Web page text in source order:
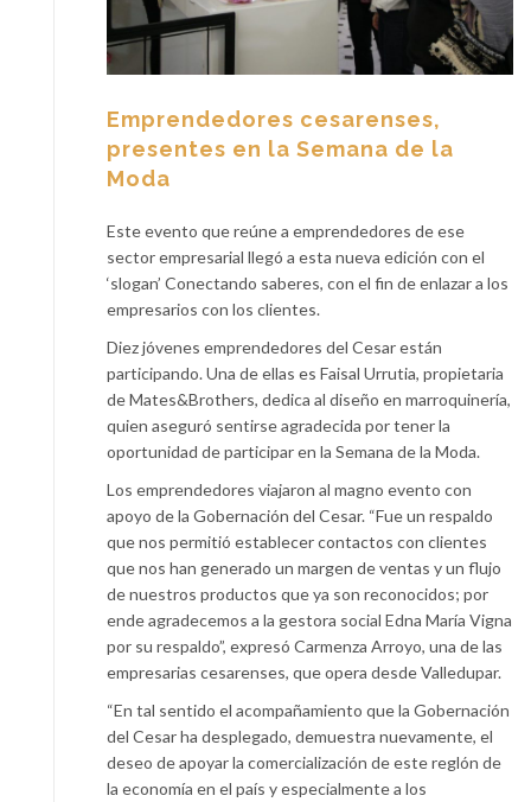
Emprendedores cesarenses,
presentes en la Semana de la
Moda
Este evento que reúne a emprendedores de ese
sector empresarial llegó a esta nueva edición con el
‘slogan’ Conectando saberes, con el fin de enlazar a los
empresarios con los clientes.
Diez jóvenes emprendedores del Cesar están
participando. Una de ellas es Faisal Urrutia, propietaria
de Mates&Brothers, dedica al diseño en marroquinería,
quien aseguró sentirse agradecida por tener la
oportunidad de participar en la Semana de la Moda.
Los emprendedores viajaron al magno evento con
apoyo de la Gobernación del Cesar. “Fue un respaldo
que nos permitió establecer contactos con clientes
que nos han generado un margen de ventas y un flujo
de nuestros productos que ya son reconocidos; por
ende agradecemos a la gestora social Edna María Vigna
por su respaldo”, expresó Carmenza Arroyo, una de las
empresarias cesarenses, que opera desde Valledupar.
“En tal sentido el acompañamiento que la Gobernación
del Cesar ha desplegado, demuestra nuevamente, el
deseo de apoyar la comercialización de este reglón de
la economía en el país y especialmente a los